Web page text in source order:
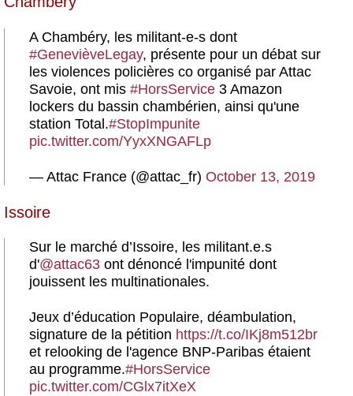
A Chambéry, les militant-e-s dont
#GenevièveLegay, présente pour un débat sur
les violences policières co organisé par Attac
Savoie, ont mis #HorsService 3 Amazon
lockers du bassin chambérien, ainsi qu'une
station Total.#StopImpunite
pic.twitter.com/YyxXNGAFLp
— Attac France (@attac_fr) October 13, 2019
Issoire
Sur le marché d’Issoire, les militant.e.s
d'@attac63 ont dénoncé l'impunité dont
jouissent les multinationales.
Jeux d’éducation Populaire, déambulation,
signature de la pétition https://t.co/IKj8m512br
et relooking de l'agence BNP-Paribas étaient
au programme.#HorsService
pic.twitter.com/CGlx7itXeX